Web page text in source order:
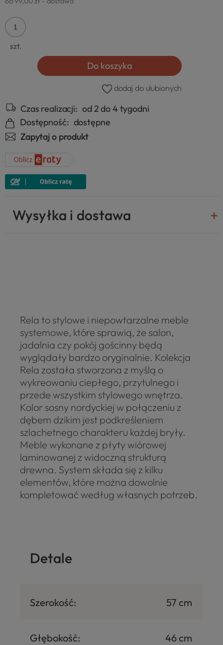
szt.
Do koszyka
dodaj do ulubionych
Czas realizacji: od 2 do 4 tygodni
Dostępność: dostępne
Zapytaj o produkt
Wysyłka i dostawa
Rela to stylowe i niepowtarzalne meble
systemowe, które sprawią, że salon,
jadalnia czy pokój gościnny będą
wyglądały bardzo oryginalnie. Kolekcja
Rela została stworzona z myślą o
wykreowaniu ciepłego, przytulnego i
przede wszystkim stylowego wnętrza.
Kolor sosny nordyckiej w połączeniu z
dębem dzikim jest podkreśleniem
szlachetnego charakteru każdej bryły.
Meble wykonane z płyty wiórowej
laminowanej z widoczną strukturą
drewna. System składa się z kilku
elementów, które można dowolnie
kompletować według własnych potrzeb.
Detale
Szerokość: 57 cm
Głębokość: 46 cm